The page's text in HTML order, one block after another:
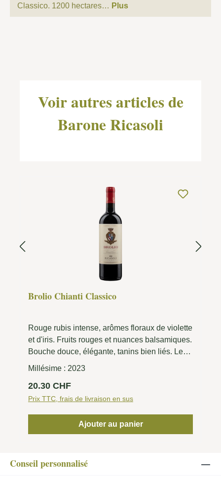
Classico. 1200 hectares… Plus
Voir autres articles de
Barone Ricasoli
Brolio Chianti Classico
Rouge rubis intense, arômes floraux de violette
et d'iris. Fruits rouges et nuances balsamiques.
Bouche douce, élégante, tanins bien liés. Le
vin est équilibré, minéral avec une longue
Millésime : 2023
Prix régulier :
20.30 CHF
Prix TTC, frais de livraison en sus
Ajouter au panier
Conseil personnalisé